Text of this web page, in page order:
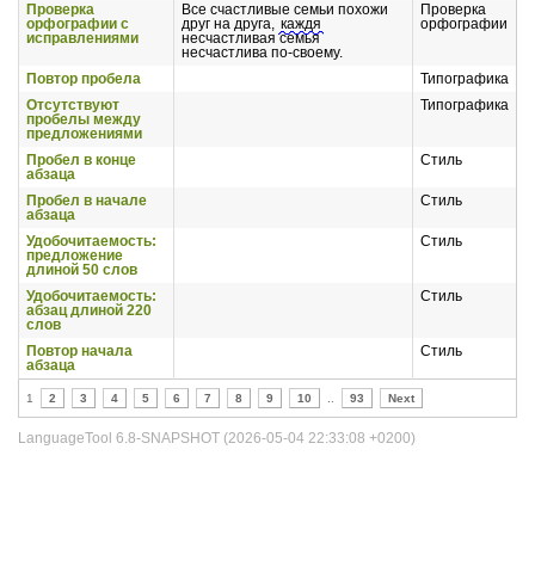
Проверка
орфографии с
исправлениями
Все счастливые семьи похожи
друг на друга, каждя
несчастливая семья
несчастлива по-своему.
Проверка
орфографии
Повтор пробела
Типографика
Отсутствуют
пробелы между
предложениями
Типографика
Пробел в конце
абзаца
Стиль
Пробел в начале
абзаца
Стиль
Удобочитаемость:
предложение
длиной 50 слов
Стиль
Удобочитаемость:
абзац длиной 220
слов
Стиль
Повтор начала
абзаца
Стиль
1 2 3 4 5 6 7 8 9 10 93 Next
LanguageTool 6.8-SNAPSHOT (2026-05-04 22:33:08 +0200)